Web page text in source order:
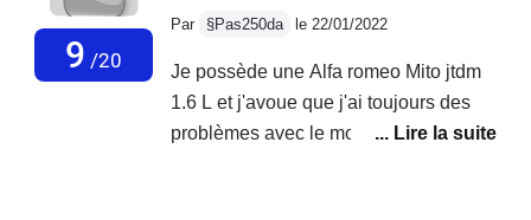
souffrances en me refusant une priorité... RIP la mito :)
9 /20
Par §Pas250da le 22/01/2022
Je possède une Alfa romeo Mito jtdm
1.6 L et j'avoue que j'ai toujours des
problèmes avec le moteur au quel